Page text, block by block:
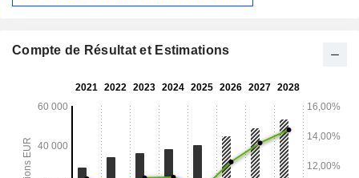
Compte de Résultat et Estimations